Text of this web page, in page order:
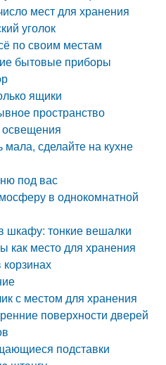
мест для хранения
уголок
по своим местам
бытовые приборы
ящики
пространство
сделайте на кухне
под вас
в однокомнатной
шкафу: тонкие вешалки
как место для хранения
с местом для хранения
поверхности дверей
подставки